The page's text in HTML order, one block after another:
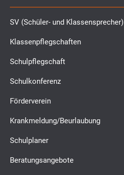
SV (Schüler- und Klassensprecher)
Klassenpflegschaften
Schulpflegschaft
Schulkonferenz
Förderverein
Krankmeldung/Beurlaubung
Schulplaner
Beratungsangebote